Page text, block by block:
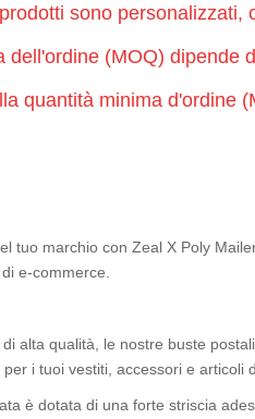
sono personalizzati,
dell'ordine (MOQ) dipende
quantità minima d'ordine
tuo marchio con Zeal X Poly
e-commerce.
alta qualità, le nostre buste
i tuoi vestiti, accessori e articoli
è dotata di una forte striscia